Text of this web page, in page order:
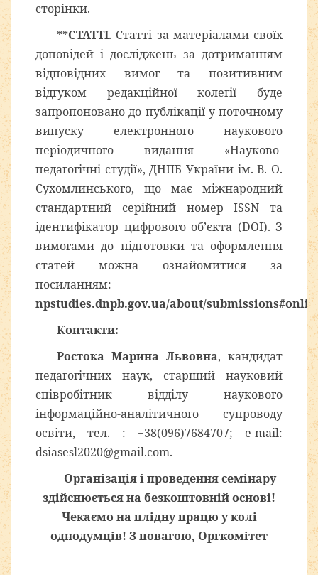
сторінки.
**СТАТТІ. Статті за матеріалами своїх
доповідей і досліджень за дотриманням
відповідних вимог та позитивним
відгуком редакційної колегії буде
запропоновано до публікації у поточному
випуску електронного наукового
періодичного видання «Науково-
педагогічні студії», ДНПБ України ім. В. О.
Сухомлинського, що має міжнародний
стандартний серійний номер ISSN та
ідентифікатор цифрового об’єкта (DOI). З
вимогами до підготовки та оформлення
статей можна ознайомитися за
посиланням:
npstudies.dnpb.gov.ua/about/
Контакти:
Ростока Марина Львовна, кандидат
педагогічних наук, старший науковий
співробітник відділу наукового
інформаційно-аналітичного супроводу
освіти, тел. : +38(096)7684707; e-mail:
dsiasesl2020@gmail.com.
Організація і проведення семінару
здійснюється на безкоштовній основі!
Чекаємо на плідну працю у колі
однодумців! З повагою, Оргкомітет